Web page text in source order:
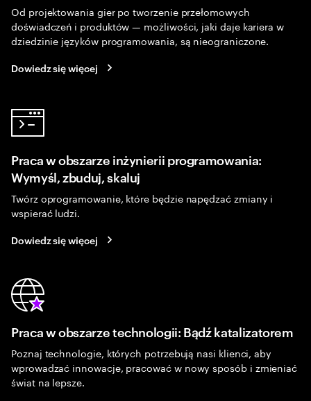
Od projektowania gier po tworzenie przełomowych
doświadczeń i produktów — możliwości, jaki daje kariera w
dziedzinie języków programowania, są nieograniczone.
Dowiedz się więcej
Praca w obszarze inżynierii programowania:
Wymyśl, zbuduj, skaluj
Twórz oprogramowanie, które będzie napędzać zmiany i
wspierać ludzi.
Dowiedz się więcej
Praca w obszarze technologii: Bądź katalizatorem
Poznaj technologie, których potrzebują nasi klienci, aby
wprowadzać innowacje, pracować w nowy sposób i zmieniać
świat na lepsze.